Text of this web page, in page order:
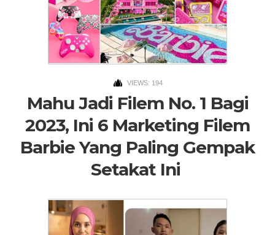
VIEWS: 194
Mahu Jadi Filem No. 1 Bagi
2023, Ini 6 Marketing Filem
Barbie Yang Paling Gempak
Setakat Ini